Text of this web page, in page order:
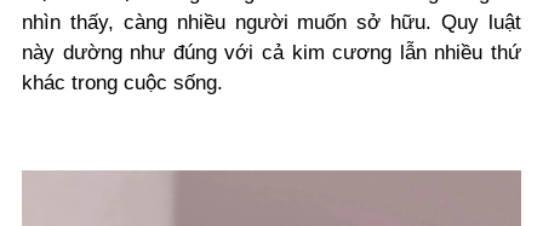
nhìn thấy, càng nhiều người muốn sở hữu. Quy luật
này dường như đúng với cả kim cương lẫn nhiều thứ
khác trong cuộc sống.